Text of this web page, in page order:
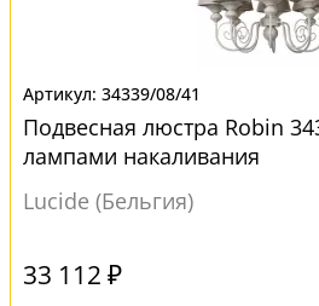
34339/08/41
Подвесная люстра Robin
лампами накаливания
Lucide (Бельгия)
33 112 ₽